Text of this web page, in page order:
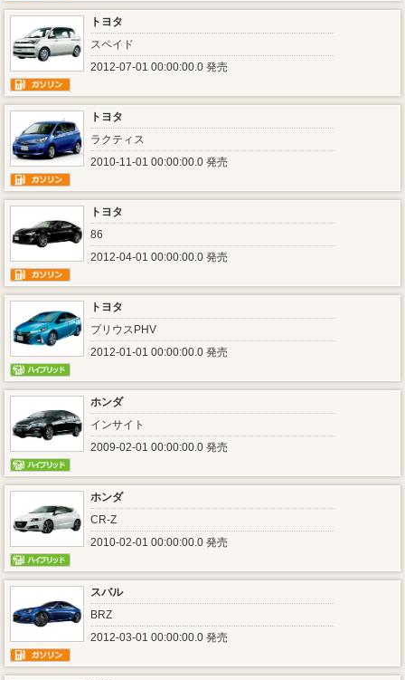
トヨタ
スペイド
2012-07-01 00:00:00.0 発売
トヨタ
ラクティス
2010-11-01 00:00:00.0 発売
トヨタ
86
2012-04-01 00:00:00.0 発売
トヨタ
プリウスPHV
2012-01-01 00:00:00.0 発売
ホンダ
インサイト
2009-02-01 00:00:00.0 発売
ホンダ
CR-Z
2010-02-01 00:00:00.0 発売
スバル
BRZ
2012-03-01 00:00:00.0 発売